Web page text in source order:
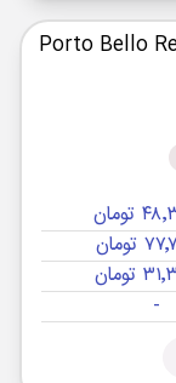
| Porto Bello
تومان
تومان
تومان
-